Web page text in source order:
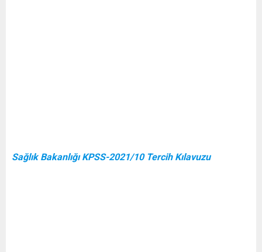
Sağlık Bakanlığı KPSS-2021/10 Tercih Kılavuzu